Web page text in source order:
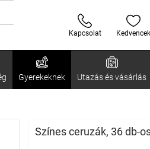
Kapcsolat Kedvencek
Gyerekeknek Utazás és vásárlás
Színes ceruzák, 36 db-